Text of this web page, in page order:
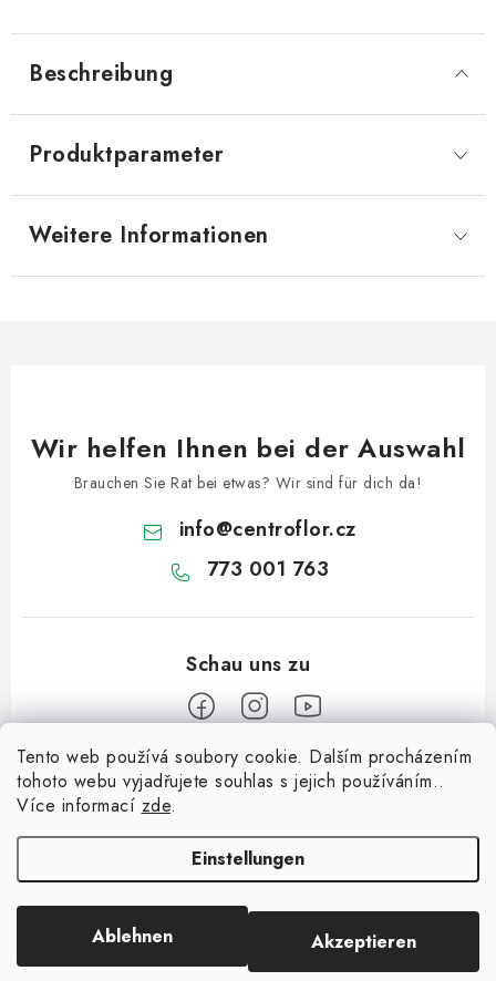
Tento web používá soubory cookie. Dalším procházením
tohoto webu vyjadřujete souhlas s jejich používáním..
Více informací zde.
Einstellungen
Ablehnen Akzeptieren
Beschreibung
Produktparameter
Weitere Informationen
Wir helfen Ihnen bei der Auswahl
Brauchen Sie Rat bei etwas? Wir sind für dich da!
info@centroflor.cz
773 001 763
Informace pro vás
Kontaktieren Sie uns
Erstellt von Shoptet
Copyright 2026CENTROFLOR, s.r.o. . Alle Rechte vorbehalten.